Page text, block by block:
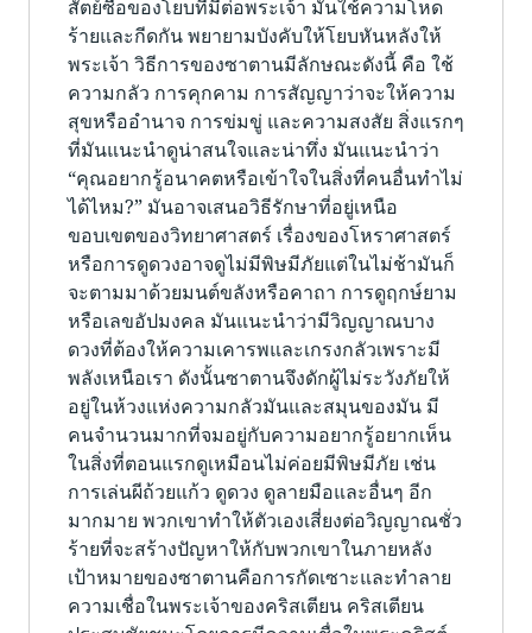
สัตย์ซื่อของโยบที่มีต่อพระเจ้า มันใช้ความโหด
ร้ายและกีดกัน พยายามบังคับให้โยบหันหลังให้
พระเจ้า วิธีการของซาตานมีลักษณะดังนี้ คือ ใช้
ความกลัว การคุกคาม การสัญญาว่าจะให้ความ
สุขหรืออำนาจ การข่มขู่ และความสงสัย สิ่งแรกๆ
ที่มันแนะนำดูน่าสนใจและน่าทึ่ง มันแนะนำว่า
“คุณอยากรู้อนาคตหรือเข้าใจในสิ่งที่คนอื่นทำไม่
ได้ไหม?” มันอาจเสนอวิธีรักษาที่อยู่เหนือ
ขอบเขตของวิทยาศาสตร์ เรื่องของโหราศาสตร์
หรือการดูดวงอาจดูไม่มีพิษมีภัยแต่ในไม่ช้ามันก็
จะตามมาด้วยมนต์ขลังหรือคาถา การดูฤกษ์ยาม
หรือเลขอัปมงคล มันแนะนำว่ามีวิญญาณบาง
ดวงที่ต้องให้ความเคารพและเกรงกลัวเพราะมี
พลังเหนือเรา ดังนั้นซาตานจึงดักผู้ไม่ระวังภัยให้
อยู่ในห้วงแห่งความกลัวมันและสมุนของมัน มี
คนจำนวนมากที่จมอยู่กับความอยากรู้อยากเห็น
ในสิ่งที่ตอนแรกดูเหมือนไม่ค่อยมีพิษมีภัย เช่น
การเล่นผีถ้วยแก้ว ดูดวง ดูลายมือและอื่นๆ อีก
มากมาย พวกเขาทำให้ตัวเองเสี่ยงต่อวิญญาณชั่ว
ร้ายที่จะสร้างปัญหาให้กับพวกเขาในภายหลัง
เป้าหมายของซาตานคือการกัดเซาะและทำลาย
ความเชื่อในพระเจ้าของคริสเตียน คริสเตียน